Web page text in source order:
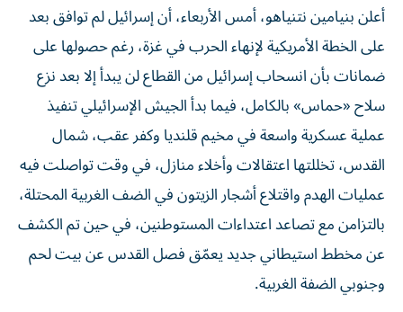
أعلن بنيامين نتنياهو، أمس الأربعاء، أن إسرائيل لم توافق بعد
على الخطة الأمريكية لإنهاء الحرب في غزة، رغم حصولها على
ضمانات بأن انسحاب إسرائيل من القطاع لن يبدأ إلا بعد نزع
سلاح «حماس» بالكامل، فيما بدأ الجيش الإسرائيلي تنفيذ
عملية عسكرية واسعة في مخيم قلنديا وكفر عقب، شمال
القدس، تخللتها اعتقالات وأخلاء منازل، في وقت تواصلت فيه
عمليات الهدم واقتلاع أشجار الزيتون في الضف الغربية المحتلة،
بالتزامن مع تصاعد اعتداءات المستوطنين، في حين تم الكشف
عن مخطط استيطاني جديد يعمّق فصل القدس عن بيت لحم
وجنوبي الضفة الغربية.